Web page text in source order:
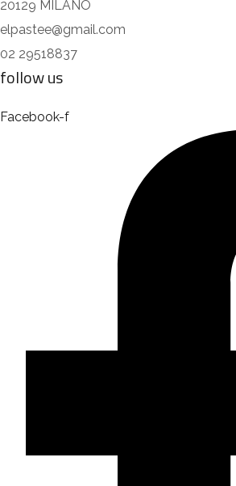
20129 MILANO
elpastee@gmail.com
02 29518837
follow us
Facebook-f